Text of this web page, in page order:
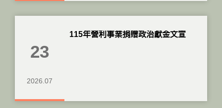
23
2026.07
115年營利事業捐贈政治獻金文宣